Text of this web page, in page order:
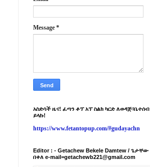
Message *
አስድሳች ዜና! ፈጣን ቶፕ አፕ ስልክ ካርድ ለወዳጅ፣ቤተሰብ
ይላኩ!
https://www.fetantopup.com/#gudayachn
Editor : - Getachew Bekele Damtew / ጌታቸው
በቀለ e-mail=getachewb221@gmail.com